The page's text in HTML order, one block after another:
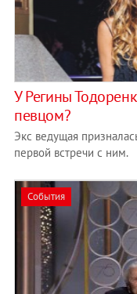
У Регины
певцом?
Экс ведущая
первой встречи с ним.
События